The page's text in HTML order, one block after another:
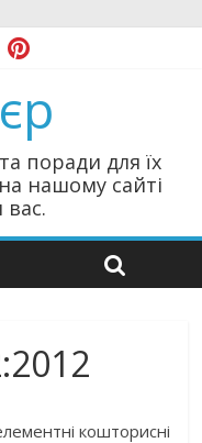
поради для їх
нашому сайті
вас.
кошторисні